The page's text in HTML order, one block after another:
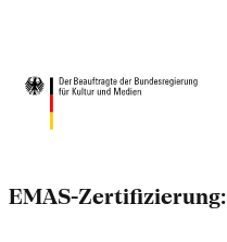
EMAS-Zertifizierung: